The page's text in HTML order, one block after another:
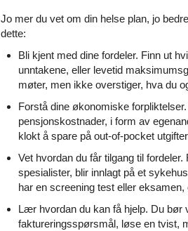
Jo mer du vet om din helse plan, jo
dette:
Bli kjent med dine fordeler. Finn ut
unntakene, eller levetid
møter, men ikke overstiger, hva du
Forstå dine økonomiske
pensjonskostnader, i form av
klokt å spare på out-of-pocket
Vet hvordan du får tilgang til
spesialister, blir innlagt på et
har en screening test eller
Lær hvordan du kan få hjelp. Du bør
faktureringsspørsmål, løse en tvist,